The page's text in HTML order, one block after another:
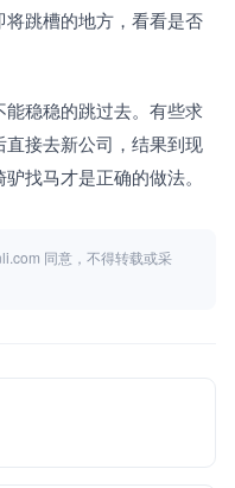
跳槽的地方，看看是否
稳稳的跳过去。有些求
接去新公司，结果到现
找马才是正确的做法。
同意，不得转载或采